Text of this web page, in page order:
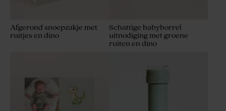
Afgerond snoepzakje met
ruitjes en dino
Schattige babyborrel
uitnodiging met groene
ruiten en dino